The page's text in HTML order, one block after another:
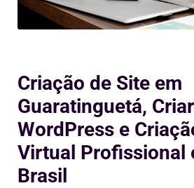
Criação de Site em
Guaratinguetá,
WordPress e
Virtual Profissional
Brasil